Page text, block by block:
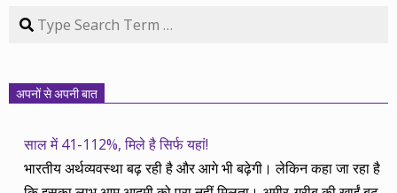
Search
अपनों से अपनी बात
साल में 41-112%, मिले है सिर्फ यहां!
भारतीय अर्थव्यवस्था बढ़ रही है और आगे भी बढ़ेगी। लेकिन कहा जा रहा है